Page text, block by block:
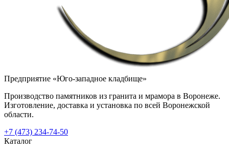
Предприятие «Юго-западное кладбище»
Производство памятников из гранита и мрамора в Воронеже.
Изготовление, доставка и установка по всей Воронежской
области.
+7 (473) 234-74-50
Каталог